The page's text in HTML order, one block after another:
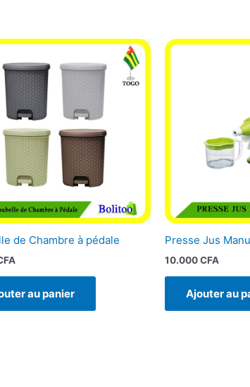
de Chambre à pédale
au panier
Presse Jus
10.000CFA
Ajouter au